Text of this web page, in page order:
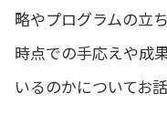
略やプログラムの立
時点での手応えや成
いるのかについてお